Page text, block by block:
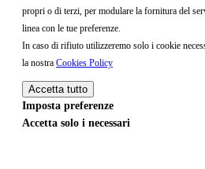
propri o di terzi, per modulare la fornitura del
linea con le tue preferenze.
In caso di rifiuto utilizzeremo solo i cookie
la nostra Cookies Policy
Accetta tutto
Imposta preferenze
Accetta solo i necessari